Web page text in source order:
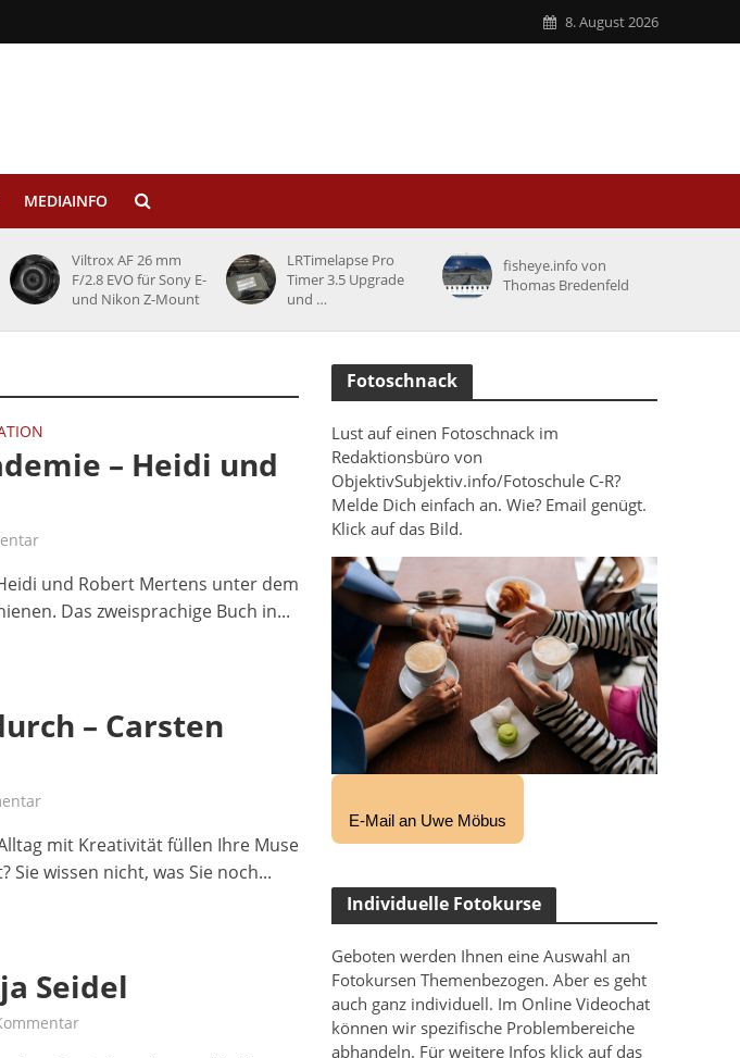
8. August 2026
MEDIAINFO
Viltrox AF 26 mm
F/2.8 EVO für Sony E-
und Nikon Z-Mount
LRTimelapse Pro
Timer 3.5 Upgrade
und …
fisheye.info von
Thomas Bredenfeld
– Heidi und
und Robert Mertens unter dem
Das zweisprachige Buch in...
– Carsten
mit Kreativität füllen Ihre Muse
wissen nicht, was Sie noch...
Seidel
Fotoschnack
Lust auf einen Fotoschnack im
Redaktionsbüro von
ObjektivSubjektiv.info/Fotoschule C-R?
Melde Dich einfach an. Wie? Email genügt.
Klick auf das Bild.
E-Mail an Uwe Möbus
Individuelle Fotokurse
Geboten werden Ihnen eine Auswahl an
Fotokursen Themenbezogen. Aber es geht
auch ganz individuell. Im Online Videochat
können wir spezifische Problembereiche
abhandeln. Für weitere Infos klick auf das